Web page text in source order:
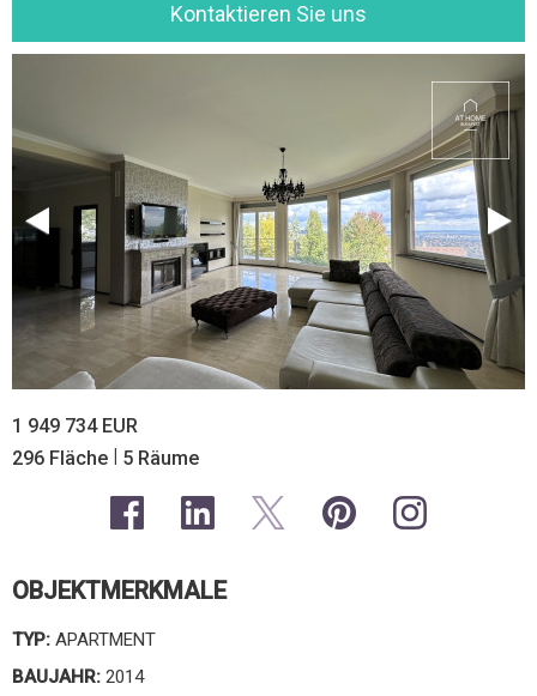
Kontaktieren Sie uns
1 949 734 EUR
296 Fläche | 5 Räume
OBJEKTMERKMALE
TYP: APARTMENT
BAUJAHR: 2014